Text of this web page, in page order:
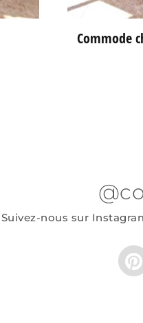
Commode
Suivez-nous sur